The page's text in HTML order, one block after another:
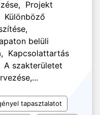
Projekt
Különböző
belüli
Kapcsolattartás
A szakterületet
tapasztalatot